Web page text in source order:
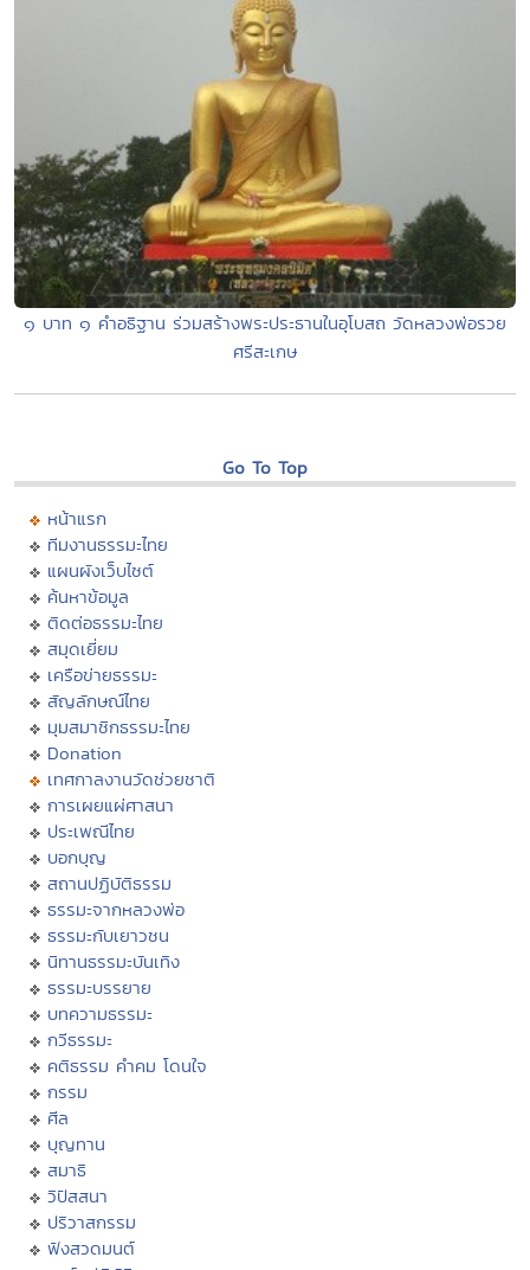
๑ บาท ๑ คำอธิฐาน ร่วมสร้างพระประธานในอุโบสถ วัดหลวงพ่อรวย
ศรีสะเกษ
Go To Top
หน้าแรก
ทีมงานธรรมะไทย
แผนผังเว็บไซต์
ค้นหาข้อมูล
ติดต่อธรรมะไทย
สมุดเยี่ยม
เครือข่ายธรรมะ
สัญลักษณ์ไทย
มุมสมาชิกธรรมะไทย
Donation
เทศกาลงานวัดช่วยชาติ
การเผยแผ่ศาสนา
ประเพณีไทย
บอกบุญ
สถานปฏิบัติธรรม
ธรรมะจากหลวงพ่อ
ธรรมะกับเยาวชน
นิทานธรรมะบันเทิง
ธรรมะบรรยาย
บทความธรรมะ
กวีธรรมะ
คติธรรม คำคม โดนใจ
กรรม
ศีล
บุญทาน
สมาธิ
วิปัสสนา
ปริวาสกรรม
ฟังสวดมนต์